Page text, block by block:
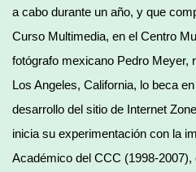
a cabo durante un año, y que
Curso Multimedia, en el Centro
fotógrafo mexicano Pedro Meyer,
Los Angeles, California, lo beca
desarrollo del sitio de Internet
inicia su experimentación con la
Académico del CCC (1998-